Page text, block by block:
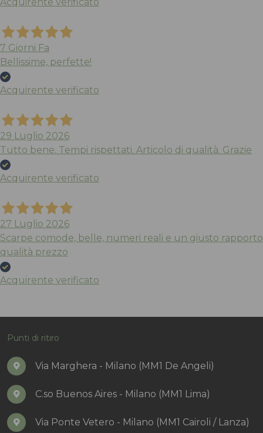
Acquirente verificato
7 Giorni Fa
Bellissime, perfette!
Acquirente verificato
29 Luglio 2026
Tutto bene. Tempi rispettati. Articolo di qualità. Grazie
Acquirente verificato
27 Luglio 2026
Scarpe comode, belle, numeri reali e un giusto rapporto
qualità prezzo
Acquirente verificato
Punti di ritiro
Via Marghera - Milano (MM1 De Angeli)
C.so Buenos Aires - Milano (MM1 Lima)
Via Ponte Vetero - Milano (MM1 Cairoli / Lanza)